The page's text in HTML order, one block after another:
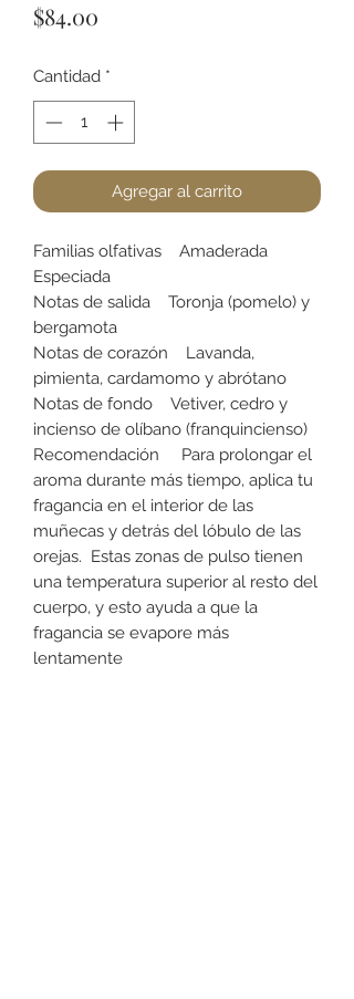
$84.00
Cantidad *
Agregar al carrito
Familias olfativas Amaderada
Especiada
Notas de salida Toronja (pomelo) y
bergamota
Notas de corazón Lavanda,
pimienta, cardamomo y abrótano
Notas de fondo Vetiver, cedro y
incienso de olíbano (franquincienso)
Recomendación Para prolongar el
aroma durante más tiempo, aplica tu
fragancia en el interior de las
muñecas y detrás del lóbulo de las
orejas. Estas zonas de pulso tienen
una temperatura superior al resto del
cuerpo, y esto ayuda a que la
fragancia se evapore más
lentamente